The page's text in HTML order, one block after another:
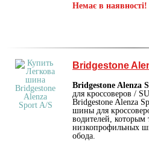
Немає в наявності!
Bridgestone
Bridgestone Alenza
для кроссоверов /
Bridgestone Alenza
шины для
водителей, которым
низкопрофильных
обода.